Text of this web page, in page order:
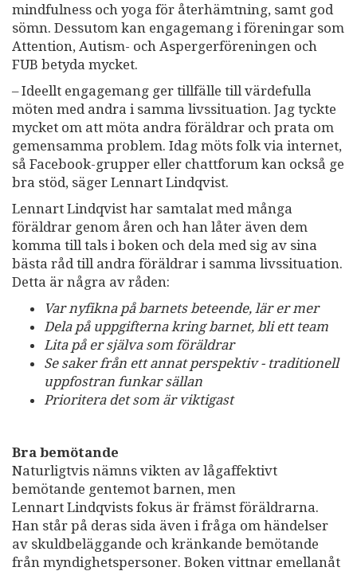
mindfulness och yoga för återhämtning, samt god
sömn. Dessutom kan engagemang i föreningar som
Attention, Autism- och Aspergerföreningen och
FUB betyda mycket.
– Ideellt engagemang ger tillfälle till värdefulla
möten med andra i samma livssituation. Jag tyckte
mycket om att möta andra föräldrar och prata om
gemensamma problem. Idag möts folk via internet,
så Facebook-grupper eller chattforum kan också ge
bra stöd, säger Lennart Lindqvist.
Lennart Lindqvist har samtalat med många
föräldrar genom åren och han låter även dem
komma till tals i boken och dela med sig av sina
bästa råd till andra föräldrar i samma livssituation.
Detta är några av råden:
Var nyfikna på barnets beteende, lär er mer
Dela på uppgifterna kring barnet, bli ett team
Lita på er själva som föräldrar
Se saker från ett annat perspektiv - traditionell
uppfostran funkar sällan
Prioritera det som är viktigast
Bra bemötande
Naturligtvis nämns vikten av lågaffektivt
bemötande gentemot barnen, men
Lennart Lindqvists fokus är främst föräldrarna.
Han står på deras sida även i fråga om händelser
av skuldbeläggande och kränkande bemötande
från myndighetspersoner. Boken vittnar emellanåt